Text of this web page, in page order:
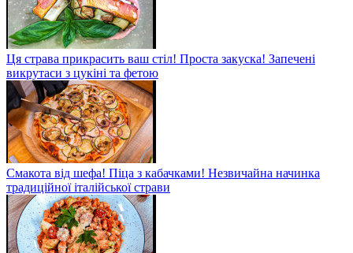
Ця страва прикрасить ваш стіл! Проста закуска! Запечені
викрутаси з цукіні та фетою
Смакота від шефа! Піца з кабачками! Незвичайна начинка
традиційної італійської страви